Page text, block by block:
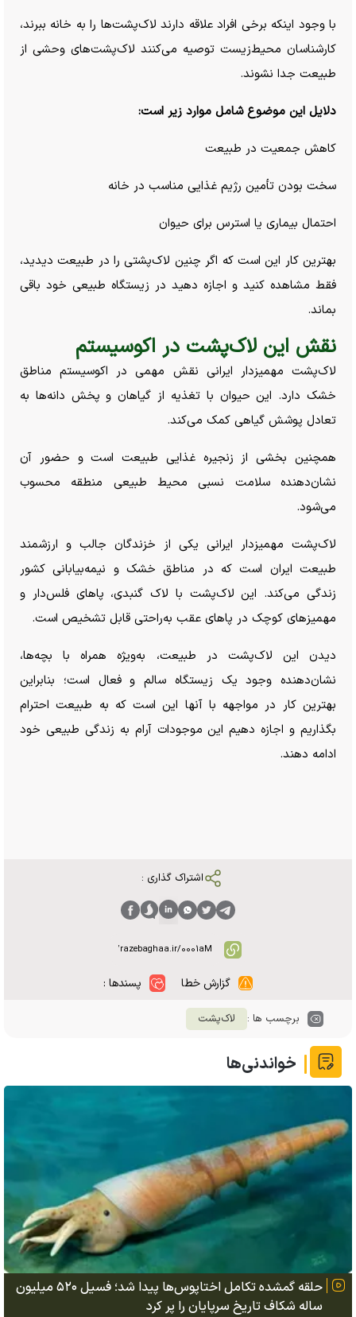
با وجود اینکه برخی افراد علاقه دارند لاک‌پشت‌ها را به خانه ببرند،
کارشناسان محیط‌زیست توصیه می‌کنند لاک‌پشت‌های وحشی از
طبیعت جدا نشوند.
دلایل این موضوع شامل موارد زیر است:
کاهش جمعیت در طبیعت
سخت بودن تأمین رژیم غذایی مناسب در خانه
احتمال بیماری یا استرس برای حیوان
بهترین کار این است که اگر چنین لاک‌پشتی را در طبیعت دیدید،
فقط مشاهده کنید و اجازه دهید در زیستگاه طبیعی خود باقی
بماند.
نقش این لاک‌پشت در اکوسیستم
لاک‌پشت مهمیزدار ایرانی نقش مهمی در اکوسیستم مناطق
خشک دارد. این حیوان با تغذیه از گیاهان و پخش دانه‌ها به
تعادل پوشش گیاهی کمک می‌کند.
همچنین بخشی از زنجیره غذایی طبیعت است و حضور آن
نشان‌دهنده سلامت نسبی محیط طبیعی منطقه محسوب
می‌شود.
لاک‌پشت مهمیزدار ایرانی یکی از خزندگان جالب و ارزشمند
طبیعت ایران است که در مناطق خشک و نیمه‌بیابانی کشور
زندگی می‌کند. این لاک‌پشت با لاک گنبدی، پا‌های فلس‌دار و
مهمیز‌های کوچک در پا‌های عقب به‌راحتی قابل تشخیص است.
دیدن این لاک‌پشت در طبیعت، به‌ویژه همراه با بچه‌ها،
نشان‌دهنده وجود یک زیستگاه سالم و فعال است؛ بنابراین
بهترین کار در مواجهه با آنها این است که به طبیعت احترام
بگذاریم و اجازه دهیم این موجودات آرام به زندگی طبیعی خود
ادامه دهند.
اشتراک گذاری :
گزارش خطا پسندها :
برچسب ها : لاک‌پشت
خواندنی‌ها
حلقه گمشده تکامل اختاپوس‌ها پیدا شد؛ فسیل ۵۲۰ میلیون
ساله شکاف تاریخ سرپایان را پر کرد